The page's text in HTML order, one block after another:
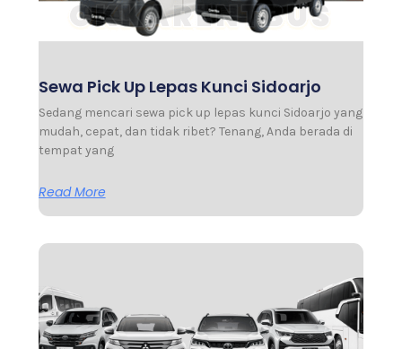
Sewa Pick Up Lepas Kunci Sidoarjo
Sedang mencari sewa pick up lepas kunci Sidoarjo yang
mudah, cepat, dan tidak ribet? Tenang, Anda berada di
tempat yang
Read More